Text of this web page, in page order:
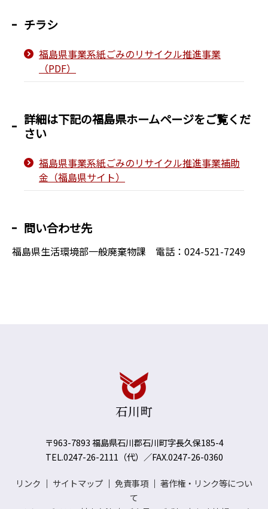
チラシ
福島県事業系紙ごみのリサイクル推進事業
（PDF）
詳細は下記の福島県ホームページをご覧くだ
さい
福島県事業系紙ごみのリサイクル推進事業補助
金（福島県サイト）
問い合わせ先
福島県生活環境部一般廃棄物課 電話：024-521-7249
〒963-7893 福島県石川郡石川町字長久保185-4
TEL.0247-26-2111（代）／FAX.0247-26-0360
リンク ｜ サイトマップ ｜ 免責事項 ｜ 著作権・リンク等につい
て